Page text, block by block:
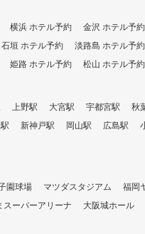
横浜 ホテル予約 金沢 ホテル予約
石垣 ホテル予約 淡路島 ホテル予約
姫路 ホテル予約 松山 ホテル予約
上野駅 大宮駅 宇都宮駅 秋
新神戸駅 岡山駅 広島駅
園球場 マツダスタジアム 福岡
スーパーアリーナ 大阪城ホール